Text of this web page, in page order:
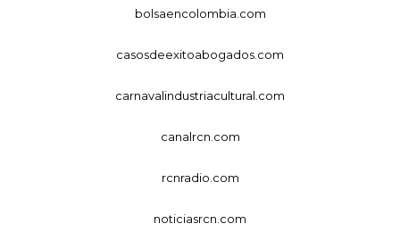
bolsaencolombia.com
casosdeexitoabogados.com
carnavalindustriacultural.com
canalrcn.com
rcnradio.com
noticiasrcn.com